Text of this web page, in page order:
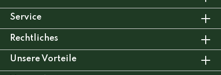
Service
Rechtliches
Unsere Vorteile